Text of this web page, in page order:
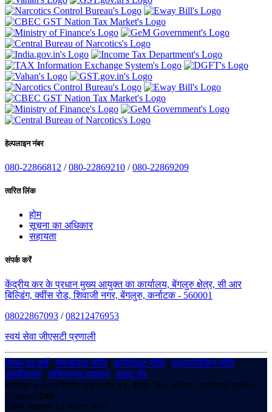
हेल्पलाइन नंबर
080-22866812 /080-22869210 /080-22869209
त्वरित लिंक
होम
सूचना का अधिकार
सहायता
संपर्क करें
केंद्रीय कर के प्रधान मुख्य आयुक्त का कार्यालय, बेंगलुरु क्षेत्र, सी आर
बिल्डिंग, क्वींस रोड, शिवाजी नगर, बेंगलुरु, कर्नाटक - 560001
08022867093 /08212476953
स्वयं सेवा जीएसटी प्रणाली
नियम एवं शर्तें|गोपनीयता नीति|कॉपीराइट नीति|हाइपरलिंकिंग नीति|
अस्वीकरण | अभिगम्यता वक्तव्य |साइट मैप
कॉपीराइट © 2025 केंद्रीय वस्तु एवं सेवा कर - बेंगलुरु ज़ोन - कर्नाटक। सर्वाधिकार सुरक्षित।
Visitors: 249
अंतिम अद्यतन: 14 नवंबर 2025